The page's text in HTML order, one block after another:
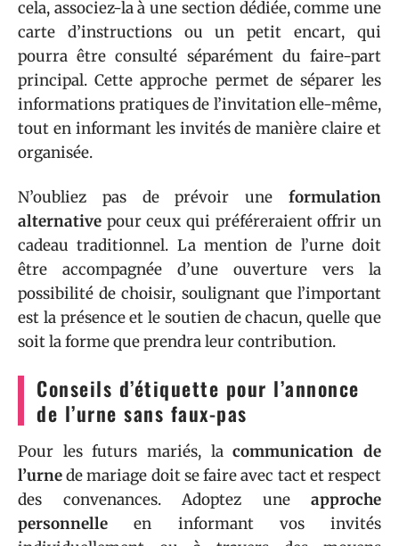
cela, associez-la à une section dédiée, comme une
carte d’instructions ou un petit encart, qui
pourra être consulté séparément du faire-part
principal. Cette approche permet de séparer les
informations pratiques de l’invitation elle-même,
tout en informant les invités de manière claire et
organisée.
N’oubliez pas de prévoir une formulation
alternative pour ceux qui préféreraient offrir un
cadeau traditionnel. La mention de l’urne doit
être accompagnée d’une ouverture vers la
possibilité de choisir, soulignant que l’important
est la présence et le soutien de chacun, quelle que
soit la forme que prendra leur contribution.
Conseils d’étiquette pour l’annonce
de l’urne sans faux-pas
Pour les futurs mariés, lacommunication de
l’urnede mariage doit se faire avec tact et respect
des convenances. Adoptez une approche
personnelle en informant vos invités